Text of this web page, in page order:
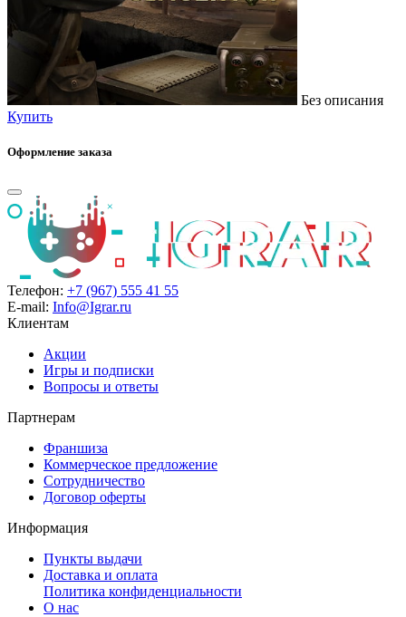
Без описания
Купить
Оформление заказа
Телефон: +7 (967) 555 41 55
E-mail: Info@Igrar.ru
Клиентам
Акции
Игры и подписки
Вопросы и ответы
Партнерам
Франшиза
Коммерческое предложение
Сотрудничество
Договор оферты
Информация
Пункты выдачи
Доставка и оплата
Политика конфиденциальности
О нас